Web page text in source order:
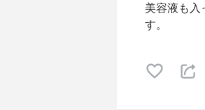
美容液も入
す。